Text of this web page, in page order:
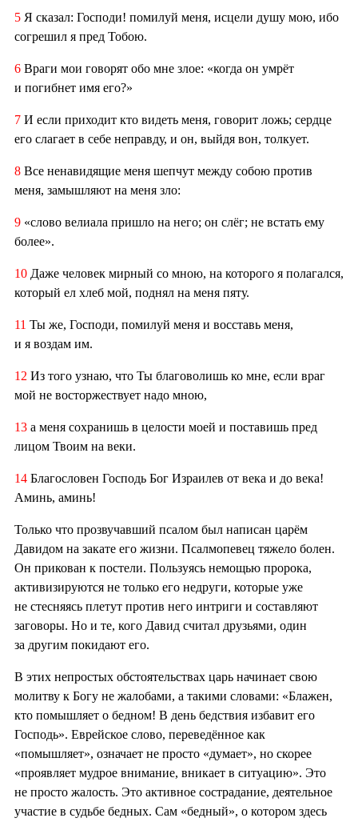
5 Я сказал: Господи! помилуй меня, исцели душу мою, ибо
согрешил я пред Тобою.
6 Враги мои говорят обо мне злое: «когда он умрёт
и погибнет имя его?»
7 И если приходит кто видеть меня, говорит ложь; сердце
его слагает в себе неправду, и он, выйдя вон, толкует.
8 Все ненавидящие меня шепчут между собою против
меня, замышляют на меня зло:
9 «слово велиала пришло на него; он слёг; не встать ему
более».
10 Даже человек мирный со мною, на которого я полагался,
который ел хлеб мой, поднял на меня пяту.
11 Ты же, Господи, помилуй меня и восставь меня,
и я воздам им.
12 Из того узнаю, что Ты благоволишь ко мне, если враг
мой не восторжествует надо мною,
13 а меня сохранишь в целости моей и поставишь пред
лицом Твоим на веки.
14 Благословен Господь Бог Израилев от века и до века!
Аминь, аминь!
Только что прозвучавший псалом был написан царём
Давидом на закате его жизни. Псалмопевец тяжело болен.
Он прикован к постели. Пользуясь немощью пророка,
активизируются не только его недруги, которые уже
не стесняясь плетут против него интриги и составляют
заговоры. Но и те, кого Давид считал друзьями, один
за другим покидают его.
В этих непростых обстоятельствах царь начинает свою
молитву к Богу не жалобами, а такими словами: «Блажен,
кто помышляет о бедном! В день бедствия избавит его
Господь». Еврейское слово, переведённое как
«помышляет», означает не просто «думает», но скорее
«проявляет мудрое внимание, вникает в ситуацию». Это
не просто жалость. Это активное сострадание, деятельное
участие в судьбе бедных. Сам «бедный», о котором здесь